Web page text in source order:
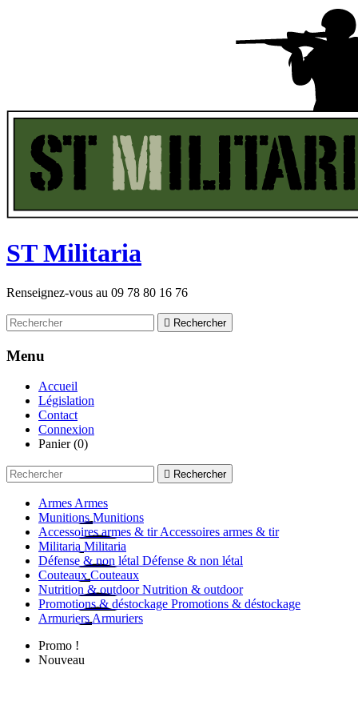
STMilitaria
Renseignez-vous au 09 78 80 16 76
 Rechercher
Menu
Accueil
Législation
Contact
Connexion
Panier (0)
 Rechercher
Armes Armes
Munitions Munitions
Accessoires armes & tir Accessoires armes & tir
Militaria Militaria
Défense & non létal Défense & non létal
Couteaux Couteaux
Nutrition & outdoor Nutrition & outdoor
Promotions & déstockage Promotions & déstockage
Armuriers Armuriers
Promo !
Nouveau